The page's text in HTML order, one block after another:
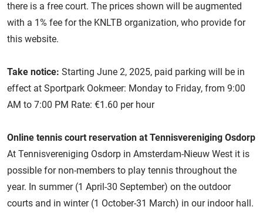
there is a free court. The prices shown will be augmented
with a 1% fee for the KNLTB organization, who provide for
this website.
Take notice: Starting June 2, 2025, paid parking will be in
effect at Sportpark Ookmeer: Monday to Friday, from 9:00
AM to 7:00 PM Rate: €1.60 per hour
Online tennis court reservation at Tennisvereniging Osdorp
At Tennisvereniging Osdorp in Amsterdam-Nieuw West it is
possible for non-members to play tennis throughout the
year. In summer (1 April-30 September) on the outdoor
courts and in winter (1 October-31 March) in our indoor hall.